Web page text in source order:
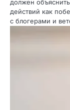
должен
действий как
с блогерами и